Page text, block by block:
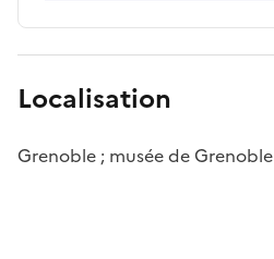
Localisation
Grenoble ; musée de Grenoble